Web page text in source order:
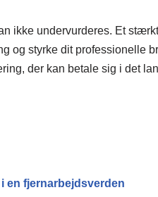
ikke undervurderes. Et
og styrke dit professionelle
der kan betale sig i det
en fjernarbejdsverden